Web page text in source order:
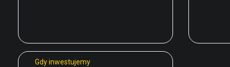
Gdy inwestujemy